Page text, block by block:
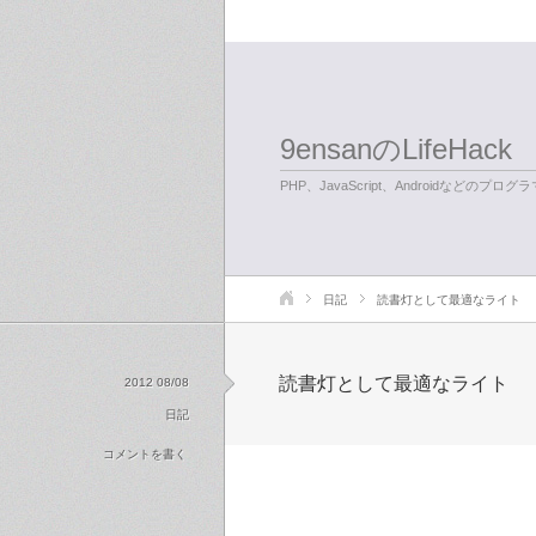
9ensanのLifeHack
PHP、JavaScript、Androidなどのプログラ
日記 読書灯として最適なライト
読書灯として最適なライト
2012 08/08
日記
コメントを書く